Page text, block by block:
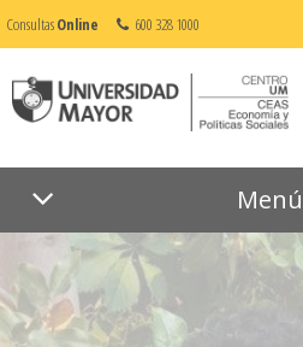
ConsultasOnline 600 328 1000
Menú